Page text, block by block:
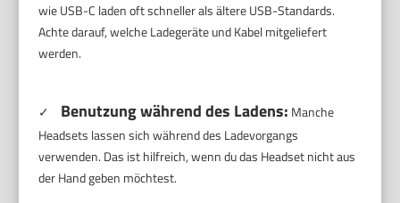
wie USB-C laden oft schneller als ältere USB-Standards.
Achte darauf, welche Ladegeräte und Kabel mitgeliefert
werden.
✓ Benutzung während des Ladens: Manche
Headsets lassen sich während des Ladevorgangs
verwenden. Das ist hilfreich, wenn du das Headset nicht aus
der Hand geben möchtest.